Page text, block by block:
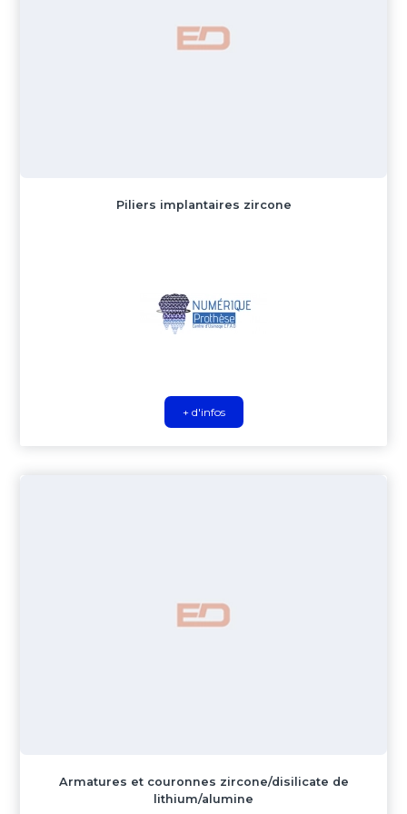
Piliers implantaires zircone
+ d'infos
Armatures et couronnes zircone/disilicate de
lithium/alumine